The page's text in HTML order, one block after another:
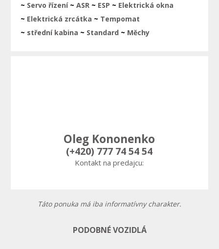
Servo řízení
ASR ESP
Elektrická okna
Elektrická zrcátka
Tempomat
střední kabina
Standard Měchy
Oleg Kononenko
(+420) 777 74 54 54
Kontakt na predajcu:
Táto ponuka má iba informatívny charakter.
PODOBNÉ VOZIDLÁ